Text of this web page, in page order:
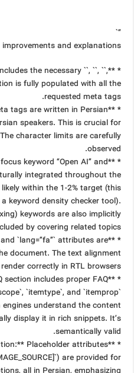
“`
improvements and explanations:
the necessary ``, ``, ``,
is fully populated with all the
requested meta tags.
tags are written in Persian
speakers. This is crucial for
character limits are carefully
observed.
keyword “Open AI” and
integrated throughout the
within the 1-2% target (this
keyword density checker tool).
keywords are also implicitly
by covering related topics.
and `lang=”fa”` attributes are
document. The text alignment
correctly in RTL browsers.
section includes proper FAQ
`itemtype`, and `itemprop`
understand the content
display it in rich snippets. It’s
semantically valid.
Placeholder attributes
are provided for